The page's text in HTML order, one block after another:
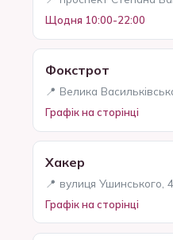
Щодня 10:00-22:00
Фокстрот
📍 Велика
Графік на сторінці
Хакер
📍 вулиця Ушинського, 4
Графік на сторінці